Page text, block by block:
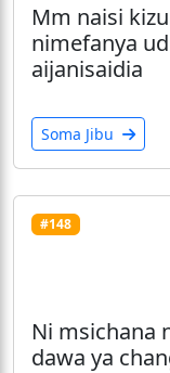
Mm naisi
nimefanya
aijanisaidia
Soma Jibu
#148
Ni msichana
dawa ya